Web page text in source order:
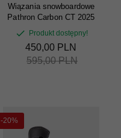
Wiązania snowboardowe
Pathron Carbon CT 2025
Produkt dostępny!
450,00 PLN
595,00 PLN
-20%